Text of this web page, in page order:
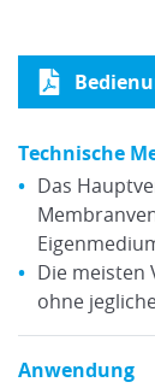
Technische
Das
Die meisten
ohne
Anwendung